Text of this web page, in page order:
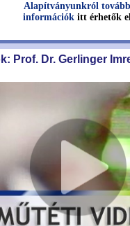
Alapítványunkról
információk itt érhetők
Prof. Dr. Gerlinger